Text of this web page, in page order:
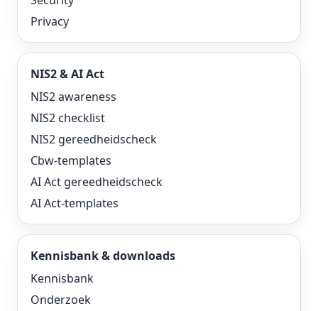
Privacy
NIS2 & AI Act
NIS2 awareness
NIS2 checklist
NIS2 gereedheidscheck
Cbw-templates
AI Act gereedheidscheck
AI Act-templates
Kennisbank & downloads
Kennisbank
Onderzoek